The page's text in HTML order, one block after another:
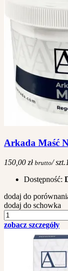
Arkada Maść
150,00 zł brutto/ szt.
Dostępność:
dodaj do
dodaj do schowka
zobacz szczegóły